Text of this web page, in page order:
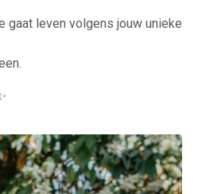
gaat leven volgens jouw unieke